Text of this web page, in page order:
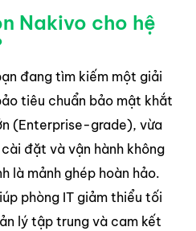
Nakivo cho hệ
đang tìm kiếm một giải
tiêu chuẩn bảo mật khắt
(Enterprise-grade), vừa
đặt và vận hành không
là mảnh ghép hoàn hảo.
phòng IT giảm thiểu tối
lý tập trung và cam kết